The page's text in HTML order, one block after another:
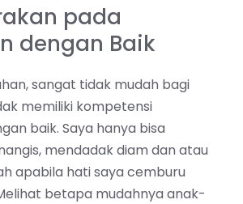
pada
dengan Baik
sangat tidak mudah bagi
memiliki kompetensi
baik. Saya hanya bisa
mendadak diam dan atau
apabila hati saya cemburu
betapa mudahnya anak-